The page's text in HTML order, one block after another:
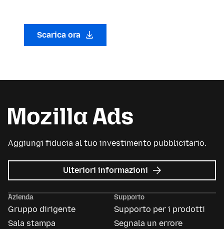
Scarica ora
Aggiungi fiducia al tuo investimento pubblicitario.
Ulteriori informazioni su
Mozilla
Azienda
Gruppo dirigente
Sala stampa
Supporto
Supporto per i prodotti
Segnala un errore